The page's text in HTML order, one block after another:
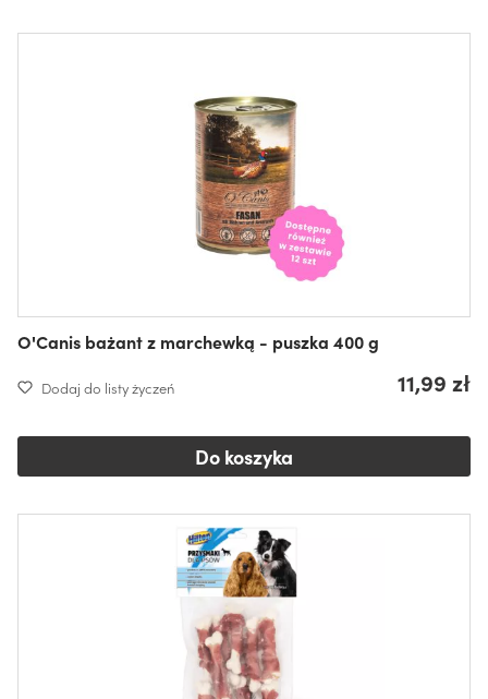
O'Canis bażant z marchewką - puszka 400 g
Dodaj do listy życzeń 11,99 zł
Do koszyka